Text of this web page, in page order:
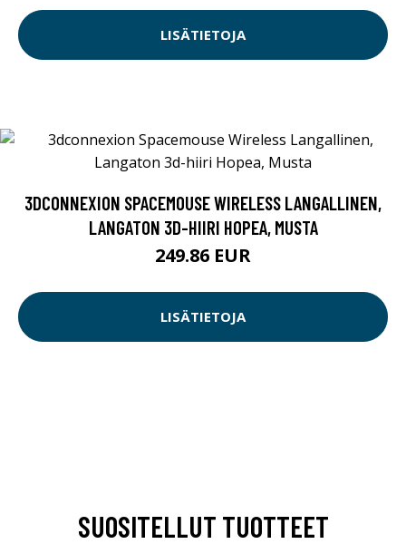
LISÄTIETOJA
3DCONNEXION SPACEMOUSE WIRELESS LANGALLINEN,
LANGATON 3D-HIIRI HOPEA, MUSTA
249.86 EUR
LISÄTIETOJA
SUOSITELLUT TUOTTEET